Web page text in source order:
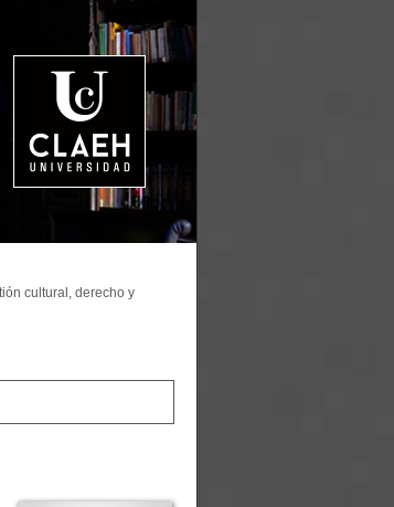
cultural, derecho y